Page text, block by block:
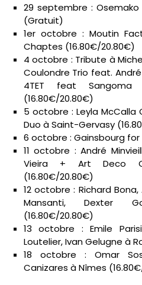
29 septembre :
(Gratuit)
1er octobre : Moutin
Chaptes (16.80€/20.80€)
4 octobre : Tribute à
Coulondre Trio feat.
4TET feat Sangoma
(16.80€/20.80€)
5 octobre : Leyla McCalla
Duo à Saint-Gervasy
6 octobre : Gainsbourg
11 octobre : André
Vieira + Art Deco
(16.80€/20.80€)
12 octobre : Richard
Mansanti, Dexter
(16.80€/20.80€)
13 octobre : Emile
Loutelier, Ivan Gelugne à
18 octobre : Omar
Canizares à Nîmes